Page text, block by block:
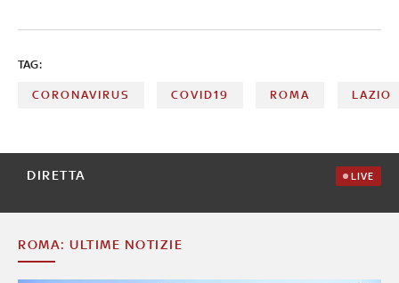
TAG:
CORONAVIRUS COVID19 ROMA LAZIO
DIRETTA LIVE
ROMA: ULTIME NOTIZIE